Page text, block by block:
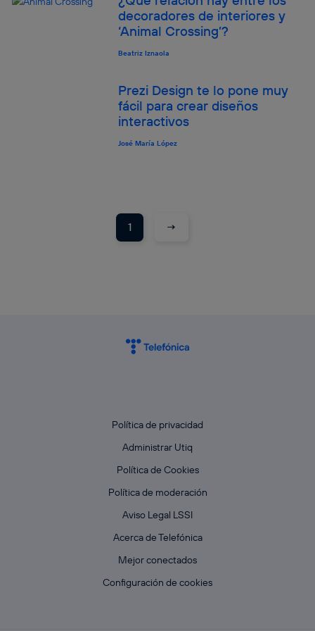
decoradores de interiores y
‘Animal Crossing’?
Beatriz Iznaola
Prezi Design te lo pone muy
fácil para crear diseños
interactivos
José María López
1 →
Política de privacidad
Administrar Utiq
Política de Cookies
Política de moderación
Aviso Legal LSSI
Acerca de Telefónica
Mejor conectados
Configuración de cookies